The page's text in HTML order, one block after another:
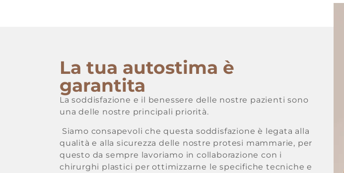
La tua autostima è
garantita
La soddisfazione e il benessere delle nostre pazienti sono
una delle nostre principali priorità.
Siamo consapevoli che questa soddisfazione è legata alla
qualità e alla sicurezza delle nostre protesi mammarie, per
questo da sempre lavoriamo in collaborazione con i
chirurghi plastici per ottimizzarne le specifiche tecniche e